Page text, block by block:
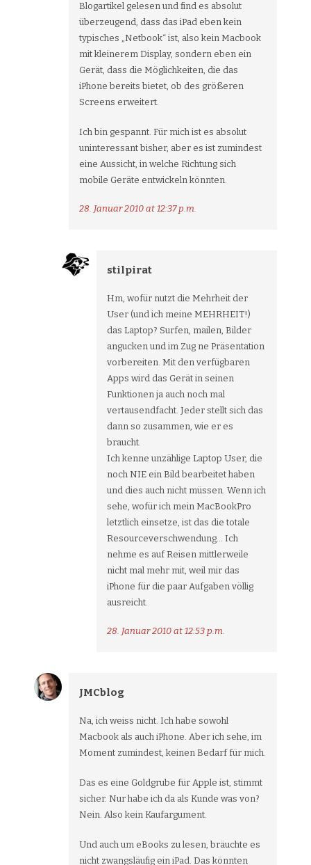
Blogartikel gelesen und find es absolut
überzeugend, dass das iPad eben kein
typisches „Netbook“ ist, also kein Macbook
mit kleinerem Display, sondern eben ein
Gerät, dass die Möglichkeiten, die das
iPhone bereits bietet, ob des größeren
Screens erweitert.
Ich bin gespannt. Für mich ist es absolut
uninteressant bisher, aber es ist zumindest
eine Aussicht, in welche Richtung sich
mobile Geräte entwickeln könnten.
28. Januar 2010 at 12:37 p.m.
stilpirat
Hm, wofür nutzt die Mehrheit der
User (und ich meine MEHRHEIT!)
das Laptop? Surfen, mailen, Bilder
angucken und im Zug ne Präsentation
vorbereiten. Mit den verfügbaren
Apps wird das Gerät in seinen
Funktionen ja auch noch mal
vertausendfacht. Jeder stellt sich das
dann so zusammen, wie er es
braucht.
Ich kenne unzählige Laptop User, die
noch NIE ein Bild bearbeitet haben
und dies auch nicht müssen. Wenn ich
sehe, wofür ich mein MacBookPro
letztlich einsetze, ist das die totale
Resourceverschwendung… Ich
nehme es auf Reisen mittlerweile
nicht mal mehr mit, weil mir das
iPhone für die paar Aufgaben völlig
ausreicht.
28. Januar 2010 at 12:53 p.m.
JMCblog
Na, ich weiss nicht. Ich habe sowohl
Macbook als auch iPhone. Aber ich sehe, im
Moment zumindest, keinen Bedarf für mich.
Das es eine Goldgrube für Apple ist, stimmt
sicher. Nur habe ich da als Kunde was von?
Nein. Also kein Kaufargument.
Und auch um eBooks zu lesen, bräuchte es
nicht zwangsläufig ein iPad. Das könnten